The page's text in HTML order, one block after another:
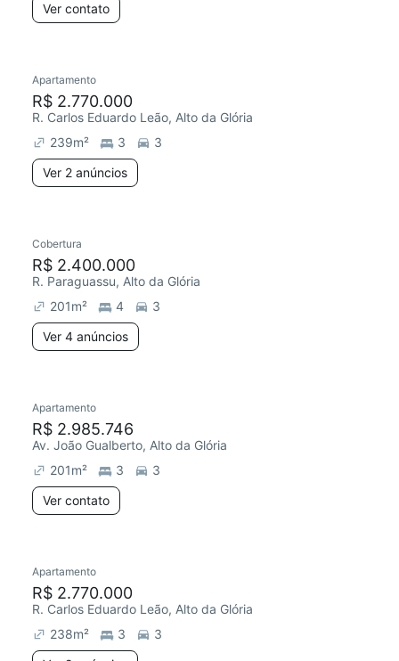
Ver contato
Apartamento
R$ 2.770.000
R. Carlos Eduardo Leão, Alto da Glória
239m² 3
3
Ver 2 anúncios
Cobertura
R$ 2.400.000
R. Paraguassu, Alto da Glória
201m² 4
3
Ver 4 anúncios
Apartamento
R$ 2.985.746
Av. João Gualberto, Alto da Glória
201m² 3
3
Ver contato
Apartamento
R$ 2.770.000
R. Carlos Eduardo Leão, Alto da Glória
238m² 3
3